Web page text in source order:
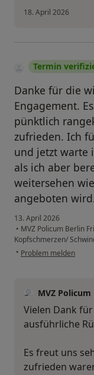
18. April 2026
Termin
Danke für die
Engagement.
pünktlich
zufrieden. Ich
und jetzt warte
als ich aber
weitersehen
angeboten
13. April 2026
• MVZ Policum Berlin
Kopfschmerzen/
• Problem melden
MVZ
Vielen Dank
ausführliche
Es freut uns
zufrieden